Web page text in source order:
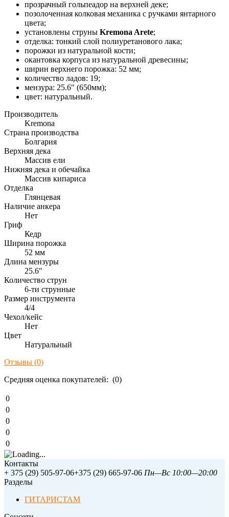
прозрачный гольпеадор на верхней деке;
позолоченная колковая механика с ручками янтарного
цвета;
установлены струны Kremona Arete;
отделка: тонкий слой полиуретанового лака;
порожки из натуральной кости;
окантовка корпуса из натуральной древесины;
ширин верхнего порожка: 52 мм;
количество ладов: 19;
мензура: 25.6" (650мм);
цвет: натуральный.
Производитель
Kremona
Страна производства
Болгария
Верхняя дека
Массив ели
Нижняя дека и обечайка
Массив кипариса
Отделка
Глянцевая
Наличие анкера
Нет
Гриф
Кедр
Ширина порожка
52 мм
Длина мензуры
25.6"
Количество струн
6-ти струнные
Размер инструмента
4/4
Чехол/кейс
Нет
Цвет
Натуральный
Отзывы (0)
Средняя оценка покупателей: (0)
0
0
0
0
0
Контакты
+ 375 (29) 505-97-06+375 (29) 665-97-06 Пн—Вс 10:00—20:00
Разделы
ГИТАРИСТАМ